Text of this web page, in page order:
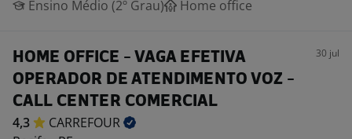
Ensino Médio (2º Grau)
Home office
HOME OFFICE - VAGA EFETIVA
OPERADOR DE ATENDIMENTO VOZ -
CALL CENTER COMERCIAL
30 jul
4,3
CARREFOUR